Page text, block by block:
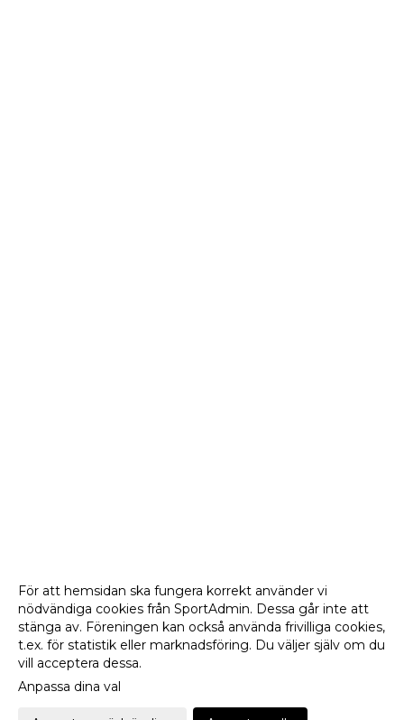
För att hemsidan ska fungera korrekt använder vi
nödvändiga cookies från SportAdmin. Dessa går inte att
stänga av. Föreningen kan också använda frivilliga cookies,
t.ex. för statistik eller marknadsföring. Du väljer själv om du
vill acceptera dessa.
Anpassa dina val